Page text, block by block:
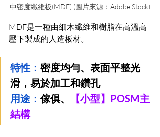
中密度纖維板(MDF) (圖片來源：Adobe Stock)
MDF是一種由細木纖維和樹脂在高溫高
壓下製成的人造板材。
特性：密度均勻、表面平整光
滑，易於加工和鑽孔
用途：傢俱、
【小型】POSM主
結構